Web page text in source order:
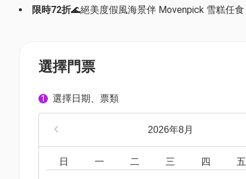
限時72折🌊絕美度假風海景伴 Movenpick 雪糕任食
選擇門票
1 選擇日期、票類
2026年8月
日 一 二 三 四 五